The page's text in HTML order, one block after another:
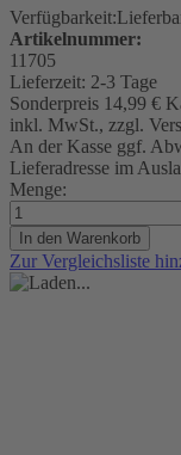
Verfügbarkeit:
Artikelnummer:
11705
Lieferzeit: 2-3 Tage
Sonderpreis 14,99 €
inkl. MwSt., zzgl.
An der Kasse ggf.
Lieferadresse im
Menge:
In den Warenkorb
Zur Vergleichsliste